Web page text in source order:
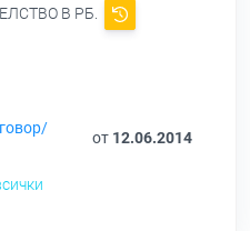
В РБ.
от 12.06.2014